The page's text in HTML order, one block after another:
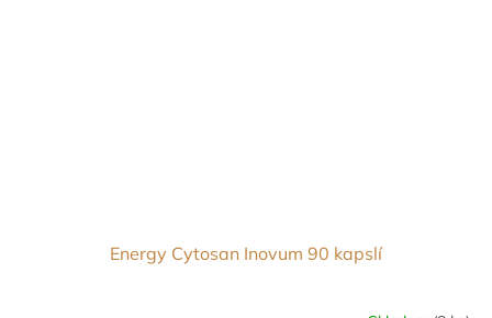
Energy Cytosan Inovum 90 kapslí